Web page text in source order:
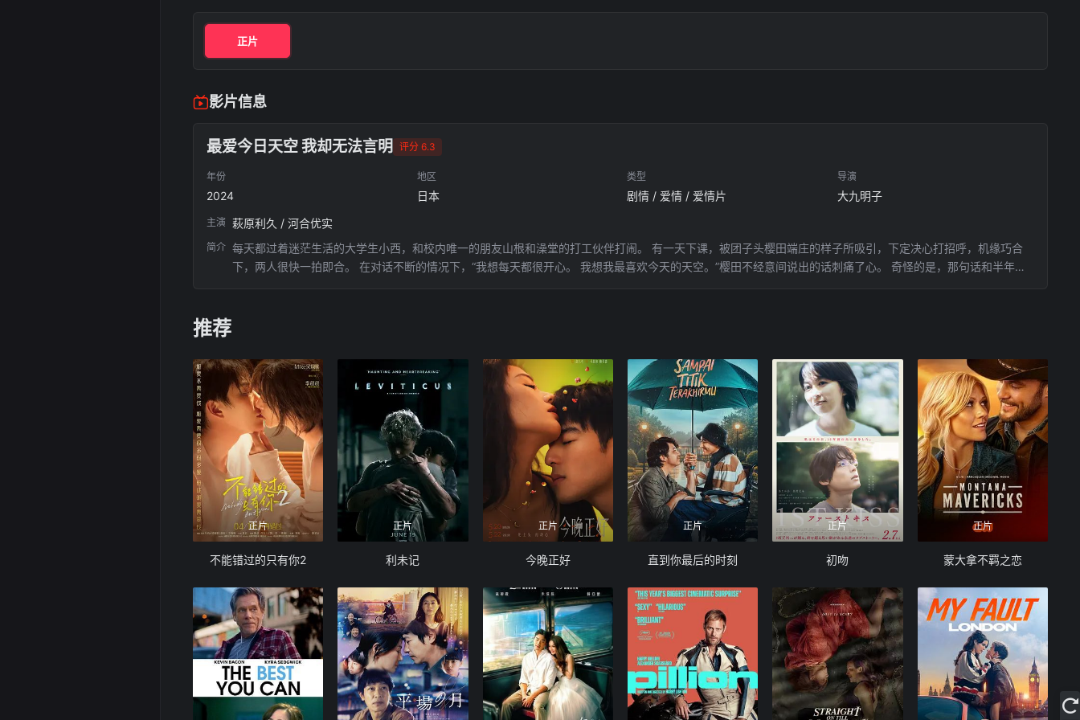
正片
影片信息
最爱今日天空 我却无法言明 评分 6.3
年份
2024
地区
日本
类型
剧情 / 爱情 / 爱情片
导演
大九明子
主演 萩原利久 / 河合优实
简介 每天都过着迷茫生活的大学生小西，和校内唯一的朋友山根和澡堂的打工伙伴打闹。 有一天下课，被团子头樱田端庄的样子所吸引，下定决心打招呼，机缘巧合
下，两人很快一拍即合。 在对话不断的情况下，“我想每天都很开心。 我想我最喜欢今天的天空。”樱田不经意间说出的话刺痛了心。 奇怪的是，那句话和半年前
推荐
正片
不能错过的只有你2
正片
利未记
正片
今晚正好
正片
直到你最后的时刻
正片
初吻
正片
蒙大拿不羁之恋